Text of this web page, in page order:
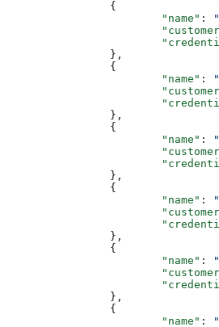
		{
			"name"
:
		},
		{
			"name"
:
		},
		{
			"name"
:
		},
		{
			"name"
:
		},
		{
			"name"
:
		},
		{
			"name"
: